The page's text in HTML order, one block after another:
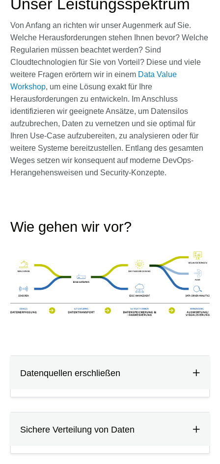
Unser Leistungsspektrum
Von Anfang an richten wir unser Augenmerk auf Sie.
Welche Herausforderungen stehen Ihnen bevor? Welche
Regularien müssen beachtet werden? Sind
Cloudtechnologien für Sie von Vorteil? Diese und viele
weitere Fragen erörtern wir in einem Data Value
Workshop, um eine Lösung exakt für Ihre
Herausforderungen zu entwickeln. Im Anschluss
identifizieren wir geeignete Ansätze, um Datensilos
aufzubrechen, Daten zu vernetzen und sie optimal für
Ihren Use-Case aufzubereiten, zu analysieren oder für
weitere Systeme bereitzustellen. Entlang des gesamten
Weges setzen wir konsequent auf moderne DevOps-
Herangehensweisen und Security-Konzepte.
Wie gehen wir vor?
Datenquellen erschließen
Sichere Verteilung von Daten